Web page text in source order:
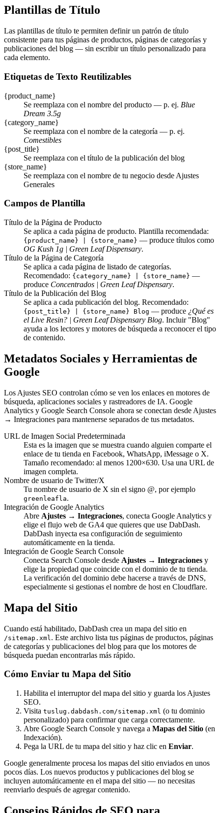
Plantillas de Título
Las plantillas de título te permiten definir un patrón de título
consistente para tus páginas de productos, páginas de categorías y
publicaciones del blog — sin escribir un título personalizado para
cada elemento.
Etiquetas de Texto Reutilizables
{product_name}
Se reemplaza con el nombre del producto — p. ej. Blue
Dream 3.5g
{category_name}
Se reemplaza con el nombre de la categoría — p. ej.
Comestibles
{post_title}
Se reemplaza con el título de la publicación del blog
{store_name}
Se reemplaza con el nombre de tu negocio desde Ajustes
Generales
Campos de Plantilla
Título de la Página de Producto
Se aplica a cada página de producto. Plantilla recomendada:
{product_name} | {store_name} — produce títulos como
OG Kush 1g | Green Leaf Dispensary.
Título de la Página de Categoría
Se aplica a cada página de listado de categorías.
Recomendado: {category_name} | {store_name} —
produce Concentrados | Green Leaf Dispensary.
Título de la Publicación del Blog
Se aplica a cada publicación del blog. Recomendado:
{post_title} | {store_name} Blog — produce ¿Qué es
el Live Resin? | Green Leaf Dispensary Blog. Incluir "Blog"
ayuda a los lectores y motores de búsqueda a reconocer el tipo
de contenido.
Metadatos Sociales y Herramientas de
Google
Los Ajustes SEO controlan cómo se ven los enlaces en motores de
búsqueda, aplicaciones sociales y rastreadores de IA. Google
Analytics y Google Search Console ahora se conectan desde Ajustes
→ Integraciones para mantenerse separados de tus metadatos.
URL de Imagen Social Predeterminada
Esta es la imagen que se muestra cuando alguien comparte el
enlace de tu tienda en Facebook, WhatsApp, iMessage o X.
Tamaño recomendado: al menos 1200×630. Usa una URL de
imagen completa.
Nombre de usuario de Twitter/X
Tu nombre de usuario de X sin el signo @, por ejemplo
greenleafla.
Integración de Google Analytics
Abre Ajustes → Integraciones, conecta Google Analytics y
elige el flujo web de GA4 que quieres que use DabDash.
DabDash inyecta esa configuración de seguimiento
automáticamente en la tienda.
Integración de Google Search Console
Conecta Search Console desde Ajustes → Integraciones y
elige la propiedad que coincide con el dominio de tu tienda.
La verificación del dominio debe hacerse a través de DNS,
especialmente si gestionas el nombre de host en Cloudflare.
Mapa del Sitio
Cuando está habilitado, DabDash crea un mapa del sitio en
/sitemap.xml . Este archivo lista tus páginas de productos, páginas
de categorías y publicaciones del blog para que los motores de
búsqueda puedan encontrarlas más rápido.
Cómo Enviar tu Mapa del Sitio
Habilita el interruptor del mapa del sitio y guarda los Ajustes
SEO.
Visita tuslug.dabdash.com/sitemap.xml (o tu dominio
personalizado) para confirmar que carga correctamente.
Abre Google Search Console y navega a Mapas del Sitio (en
Indexación).
Pega la URL de tu mapa del sitio y haz clic en Enviar.
Google generalmente procesa los mapas del sitio enviados en unos
pocos días. Los nuevos productos y publicaciones del blog se
incluyen automáticamente en el mapa del sitio — no necesitas
reenviarlo después de agregar contenido.